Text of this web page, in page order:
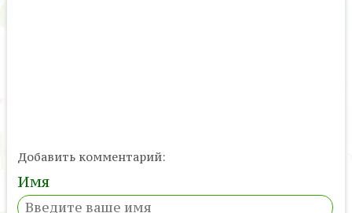
Добавить комментарий:
Имя